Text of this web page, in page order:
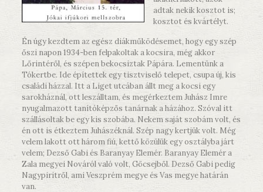
adtak nekik kosztot is;
kosztot és kvártélyt.
Én úgy kezdtem az egész diákműködésemet, hogy egy szép
őszi napon 1934-ben felpakoltak a kocsira, még akkor
Lőrintéről, és szépen bekocsiztak Pápára. Lementünk a
Tókertbe. Ide építettek egy tisztviselő telepet, csupa új, kis
családi házzal. Itt a Liget utcában állt meg a kocsi egy
sarokháznál, ott leszálltam, és megérkeztem Juhász Imre
nyugalmazott tanítóképzős tanárnak a házához. Szóval itt
szállásoltak be egy kis szobába. Nekem saját szobám volt, és
én ott is étkeztem Juhászéknál. Szép nagy kertjük volt. Még
velem lakott ott három fiú, kettő közülük egy osztályba járt
velem; Dezső Gabi és Baranyay Elemér. Baranyay Elemér a
Zala megyei Nováról való volt, Göcsejből. Dezső Gabi pedig
Nagypiritről, ami Veszprém megye és Vas megye határán
van.